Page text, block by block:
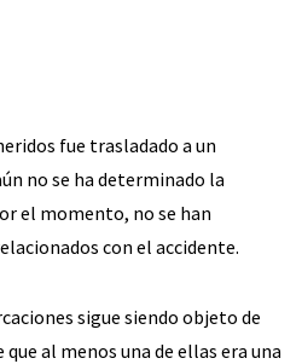
fue trasladado a un
no se ha determinado la
el momento, no se han
con el accidente.
sigue siendo objeto de
al menos una de ellas era una